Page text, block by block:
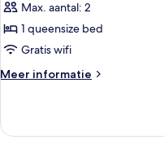
ladenMax. aantal: 2
1 queensize bed
Gratis wifi
Meer informatie
Meer
suite